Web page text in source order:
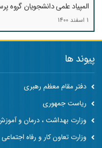
المپیاد علمی دانشجویان گروه
1 اسفند 1400
پیوند ها
دفتر مقام معظم رهبری
ریاست جمهوری
وزارت بهداشت ، درمان و
وزارت تعاون کار و رفاه اجتماعی